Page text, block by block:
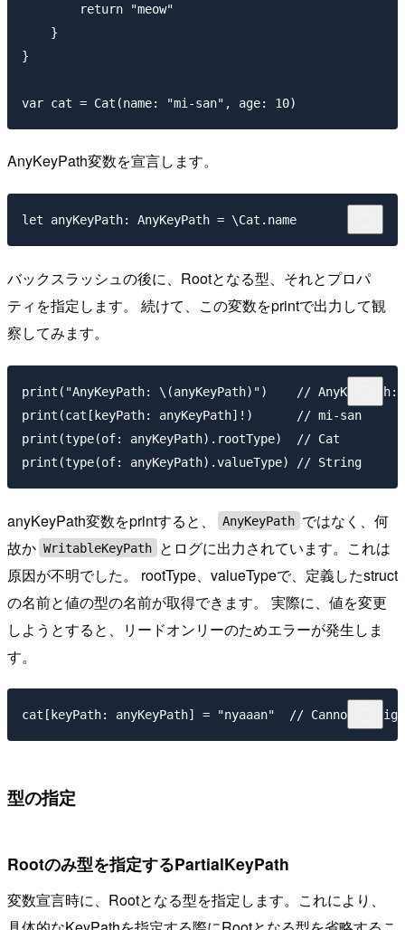
        return "meow"
    }
}
AnyKeyPath変数を宣言します。
バックスラッシュの後に、Rootとなる型、それとプロパ
ティを指定します。 続けて、この変数をprintで出力して観
察してみます。
print("AnyKeyPath: \(anyKeyPath)")    //
print(cat[keyPath: anyKeyPath]!)      // mi-san
print(type(of: anyKeyPath).rootType)  // Cat
anyKeyPath変数をprintすると、 AnyKeyPath ではなく、何
故か WritableKeyPath
とログに出力されています。これは
原因が不明でした。 rootType、valueTypeで、定義したstruct
の名前と値の型の名前が取得できます。 実際に、値を変更
しようとすると、リードオンリーのためエラーが発生しま
す。
型の指定
Rootのみ型を指定するPartialKeyPath
変数宣言時に、Rootとなる型を指定します。これにより、